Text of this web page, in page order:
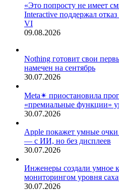
«Это попросту не имеет
Interactive поддержал
VI
09.08.2026
Nothing готовит свои
намечен на сентябрь
30.07.2026
Meta✴ приостановила
«премиальные функции»
30.07.2026
Apple покажет умные
— с ИИ, но без дисплеев
30.07.2026
Инженеры создали умное
мониторингом уровня
30.07.2026